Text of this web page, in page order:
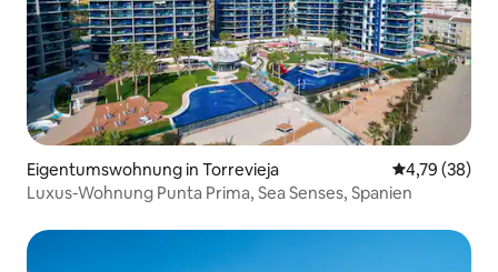
Eigentumswohnung in Torrevieja
4,79 (38)
Luxus-Wohnung Punta Prima, Sea Senses, Spanien